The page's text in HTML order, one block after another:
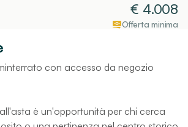
€ 4.008
Offerta minima
con accesso da negozio
è un'opportunità per chi cerca